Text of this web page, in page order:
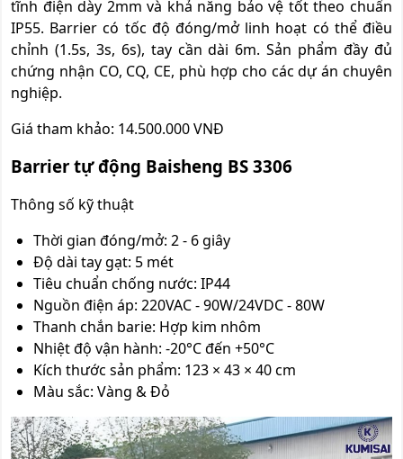
tĩnh điện dày 2mm và khả năng bảo vệ tốt theo chuẩn
IP55. Barrier có tốc độ đóng/mở linh hoạt có thể điều
chỉnh (1.5s, 3s, 6s), tay cần dài 6m. Sản phẩm đầy đủ
chứng nhận CO, CQ, CE, phù hợp cho các dự án chuyên
nghiệp.
Giá tham khảo: 14.500.000 VNĐ
Barrier tự động Baisheng BS 3306
Thông số kỹ thuật
Thời gian đóng/mở: 2 - 6 giây
Độ dài tay gạt: 5 mét
Tiêu chuẩn chống nước: IP44
Nguồn điện áp: 220VAC - 90W/24VDC - 80W
Thanh chắn barie: Hợp kim nhôm
Nhiệt độ vận hành: -20°C đến +50°C
Kích thước sản phẩm: 123 × 43 × 40 cm
Màu sắc: Vàng & Đỏ